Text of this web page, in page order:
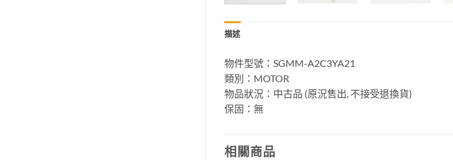
描述
物件型號：SGMM-A2C3YA21
類別：MOTOR
物品狀況：中古品 (原況售出, 不接受退換貨)
保固：無
相關商品